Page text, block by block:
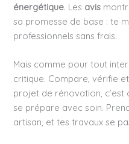
énergétique. Les avis
sa promesse de base : te
professionnels sans frais.
Mais comme pour tout
critique. Compare, vérifie
projet de rénovation,
se prépare avec soin.
artisan, et tes travaux se